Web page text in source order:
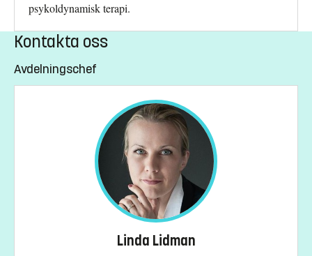
psykoldynamisk terapi.
Kontakta oss
Avdelningschef
Linda Lidman